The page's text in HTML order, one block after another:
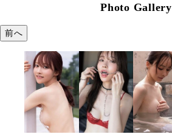
Photo Gallery
前へ